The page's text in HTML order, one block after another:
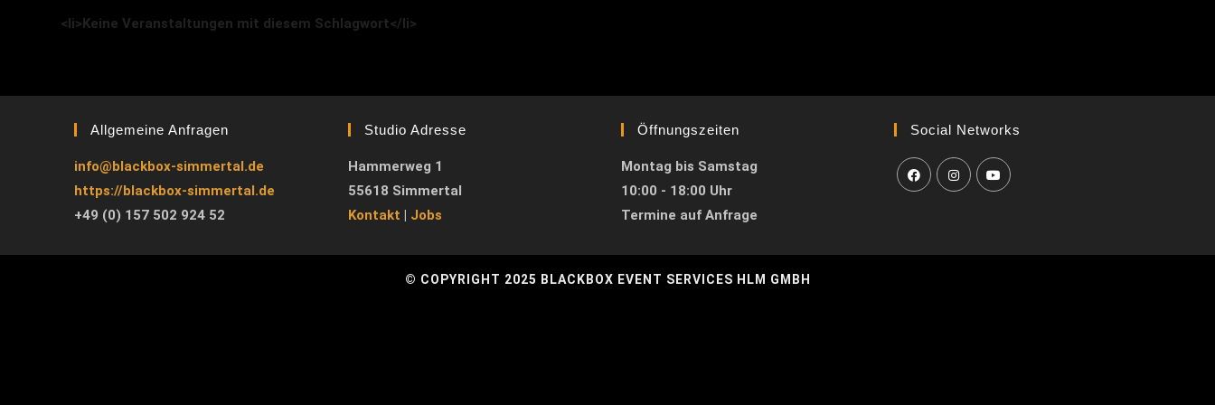
<li>Keine Veranstaltungen mit diesem Schlagwort</li>
Allgemeine Anfragen
info@blackbox-simmertal.de
https://blackbox-simmertal.de
+49 (0) 157 502 924 52
Studio Adresse
Hammerweg 1
55618 Simmertal
Kontakt | Jobs
Öffnungszeiten
Montag bis Samstag
10:00 - 18:00 Uhr
Termine auf Anfrage
Social Networks
© COPYRIGHT 2025 BLACKBOX EVENT SERVICES HLM GMBH